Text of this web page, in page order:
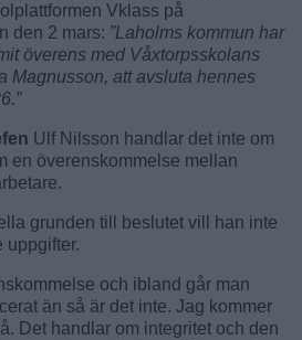
Vklass på
den 2 mars: ”Laholms kommun har
överens med Våxtorpsskolans
Magnusson, att avsluta hennes
Ulf Nilsson handlar det inte om
en överenskommelse mellan
grunden till beslutet vill han inte
uppgifter.
och ibland går man
än så är det inte. Jag kommer
Det handlar om integritet och den